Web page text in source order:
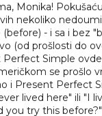
Monika!
nekoliko
- i sa i bez
(od prošlosti do
Simple
se prošlo
i Present Perfect
lived here" ili "I
you try this